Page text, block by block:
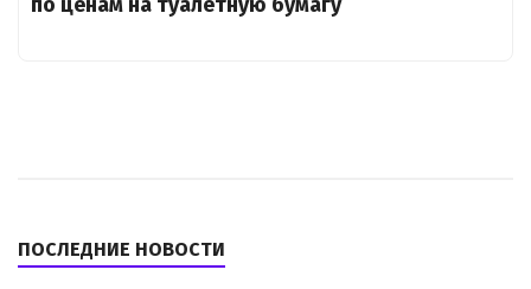
ПОСЛЕДНИЕ НОВОСТИ